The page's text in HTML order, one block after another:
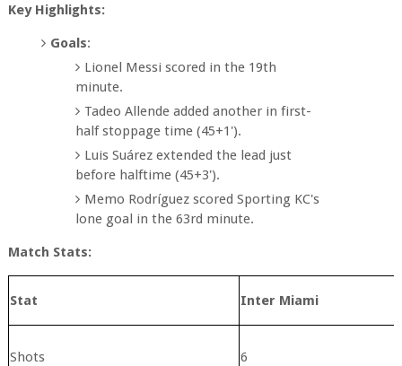
Key Highlights:
Goals:
Lionel Messi scored in the 19th
minute.
Tadeo Allende added another in first-
half stoppage time (45+1').
Luis Suárez extended the lead just
before halftime (45+3').
Memo Rodríguez scored Sporting KC's
lone goal in the 63rd minute.
Match Stats:
Stat Inter Miami
Shots 6